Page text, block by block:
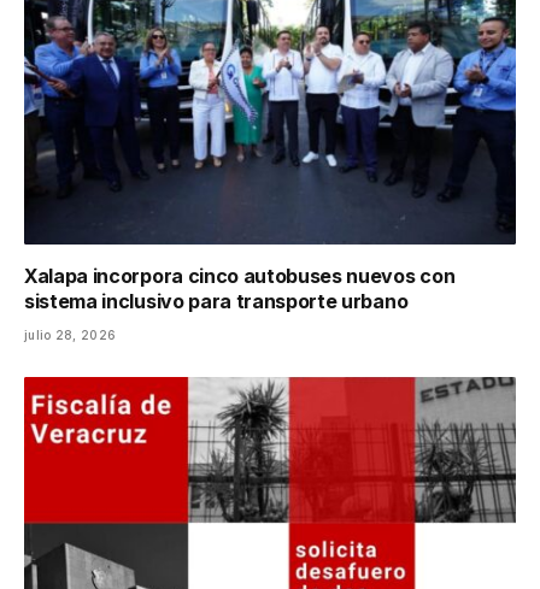
Xalapa incorpora cinco autobuses nuevos con
sistema inclusivo para transporte urbano
julio 28, 2026